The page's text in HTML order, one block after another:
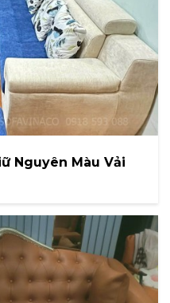
Nguyên Màu Vải